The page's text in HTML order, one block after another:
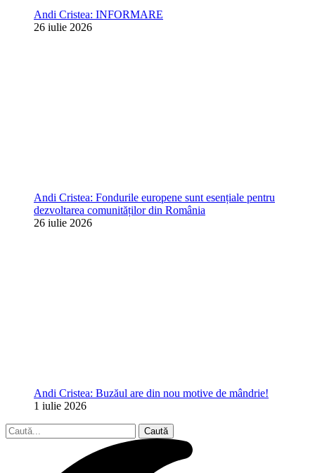
Andi Cristea: INFORMARE
26 iulie 2026
Andi Cristea: Fondurile europene sunt esențiale pentru
dezvoltarea comunităților din România
26 iulie 2026
Andi Cristea: Buzăul are din nou motive de mândrie!
1 iulie 2026